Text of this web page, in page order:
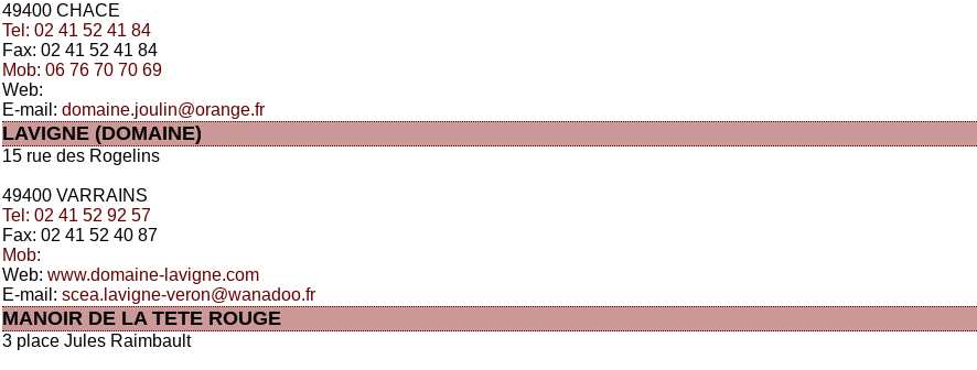
49400 CHACE
Tel: 02 41 52 41 84
Fax: 02 41 52 41 84
Mob: 06 76 70 70 69
Web:
E-mail: domaine.joulin@orange.fr
LAVIGNE (DOMAINE)
15 rue des Rogelins
49400 VARRAINS
Tel: 02 41 52 92 57
Fax: 02 41 52 40 87
Mob:
Web: www.domaine-lavigne.com
E-mail: scea.lavigne-veron@wanadoo.fr
MANOIR DE LA TETE ROUGE
3 place Jules Raimbault